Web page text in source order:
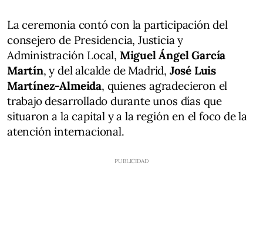
La ceremonia contó con la participación del
consejero de Presidencia, Justicia y
Administración Local, Miguel Ángel García
Martín, y del alcalde de Madrid, José Luis
Martínez-Almeida, quienes agradecieron el
trabajo desarrollado durante unos días que
situaron a la capital y a la región en el foco de la
atención internacional.